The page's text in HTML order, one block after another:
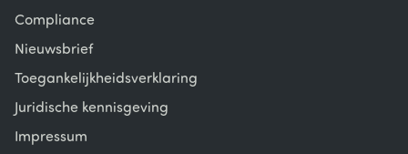
Compliance
Nieuwsbrief
Toegankelijkheidsverklaring
Juridische kennisgeving
Impressum